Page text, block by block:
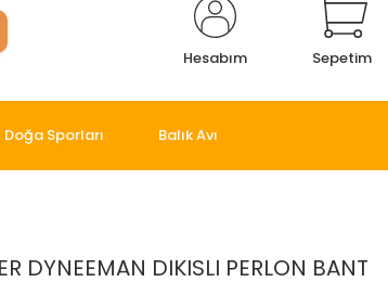
Hesabım Sepetim
Doğa Sporları Balık Avı
DYNEEMAN DIKISLI PERLON BANT